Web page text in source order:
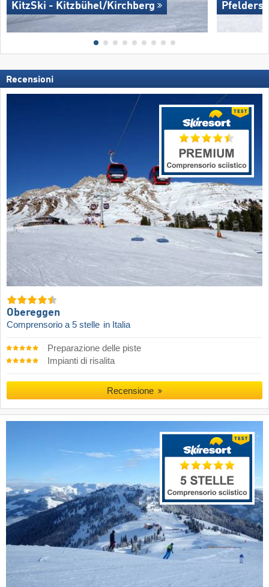
KitzSki - Kitzbühel/​Kirchberg Pfelders
Recensioni
Obereggen
Comprensorio a 5 stelle in Italia
Preparazione delle piste
Impianti di risalita
Recensione